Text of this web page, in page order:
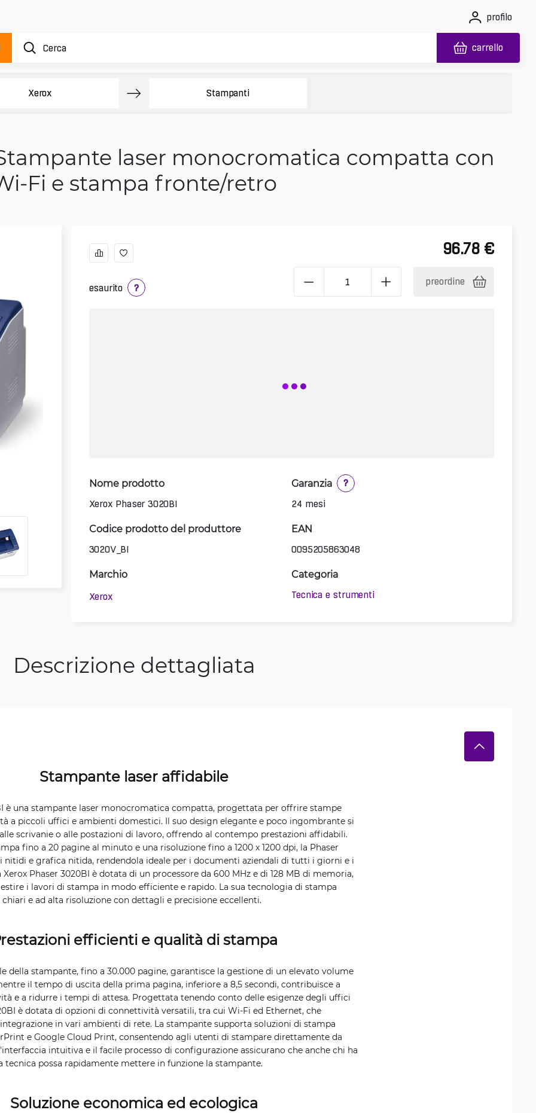
profilo
carrello
Xerox Stampanti
laser monocromatica compatta con
e stampa fronte/retro
esaurito ?
96.78 €
preordine
Nome prodotto
Xerox Phaser 3020BI
Garanzia
?
24 mesi
Codice prodotto del produttore
3020V_BI
EAN
0095205863048
Marchio
Xerox
Categoria
Tecnica e strumenti
Descrizione dettagliata
Stampante laser affidabile
è una stampante laser monocromatica compatta, progettata per offrire stampe
a piccoli uffici e ambienti domestici. Il suo design elegante e poco ingombrante si
scrivanie o alle postazioni di lavoro, offrendo al contempo prestazioni affidabili.
fino a 20 pagine al minuto e una risoluzione fino a 1200 x 1200 dpi, la Phaser
nitidi e grafica nitida, rendendola ideale per i documenti aziendali di tutti i giorni e i
Phaser 3020BI è dotata di un processore da 600 MHz e di 128 MB di memoria,
i lavori di stampa in modo efficiente e rapido. La sua tecnologia di stampa
e ad alta risoluzione con dettagli e precisione eccellenti.
efficienti e qualità di stampa
della stampante, fino a 30.000 pagine, garantisce la gestione di un elevato volume
il tempo di uscita della prima pagina, inferiore a 8,5 secondi, contribuisce a
e a ridurre i tempi di attesa. Progettata tenendo conto delle esigenze degli uffici
è dotata di opzioni di connettività versatili, tra cui Wi-Fi ed Ethernet, che
in vari ambienti di rete. La stampante supporta soluzioni di stampa
e Google Cloud Print, consentendo agli utenti di stampare direttamente da
intuitiva e il facile processo di configurazione assicurano che anche chi ha
tecnica possa rapidamente mettere in funzione la stampante.
Soluzione economica ed ecologica